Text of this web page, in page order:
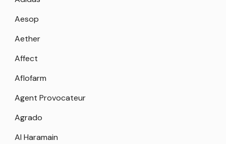
Aesop
Aether
Affect
Aflofarm
Agent Provocateur
Agrado
Al Haramain